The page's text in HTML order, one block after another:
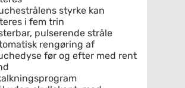
styrke kan
i fem trin
pulserende stråle
rengøring af
før og efter med rent